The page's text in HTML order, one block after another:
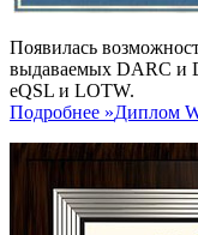
Появилась
выдаваемых DARC и
eQSL и LOTW.
Подробнее »Диплом